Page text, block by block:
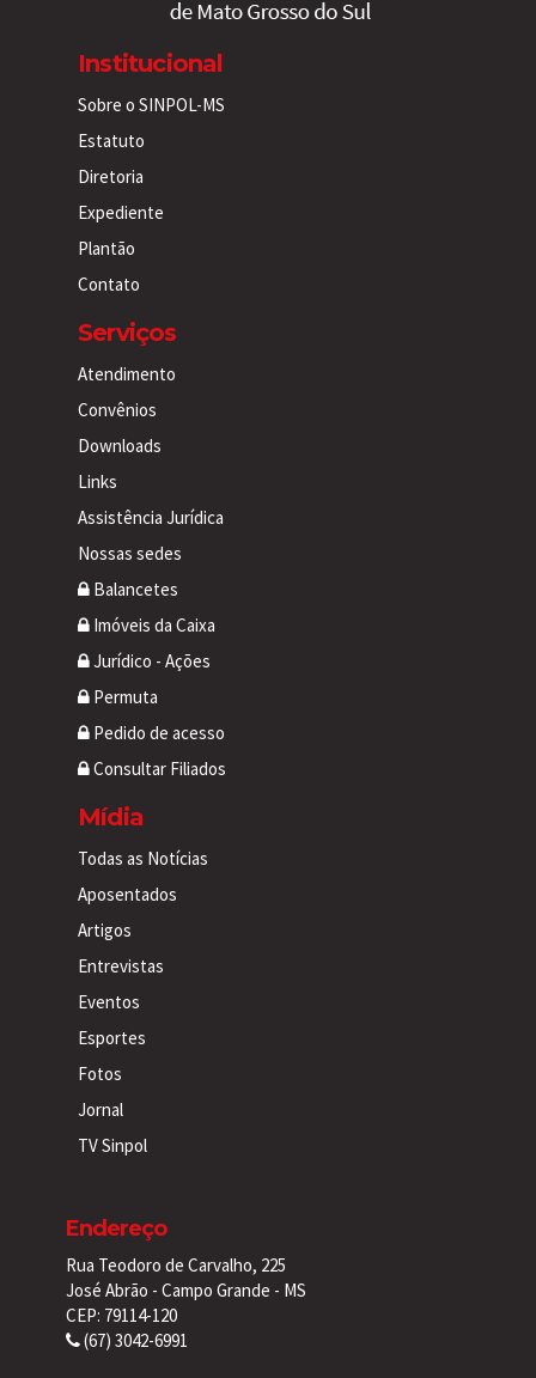
Institucional
Sobre o SINPOL-MS
Estatuto
Diretoria
Expediente
Plantão
Contato
Serviços
Atendimento
Convênios
Downloads
Links
Assistência Jurídica
Nossas sedes
Balancetes
Imóveis da Caixa
Jurídico - Ações
Permuta
Pedido de acesso
Consultar Filiados
Mídia
Todas as Notícias
Aposentados
Artigos
Entrevistas
Eventos
Esportes
Fotos
Jornal
TV Sinpol
Endereço
Rua Teodoro de Carvalho, 225
José Abrão - Campo Grande - MS
CEP: 79114-120
(67) 3042-6991